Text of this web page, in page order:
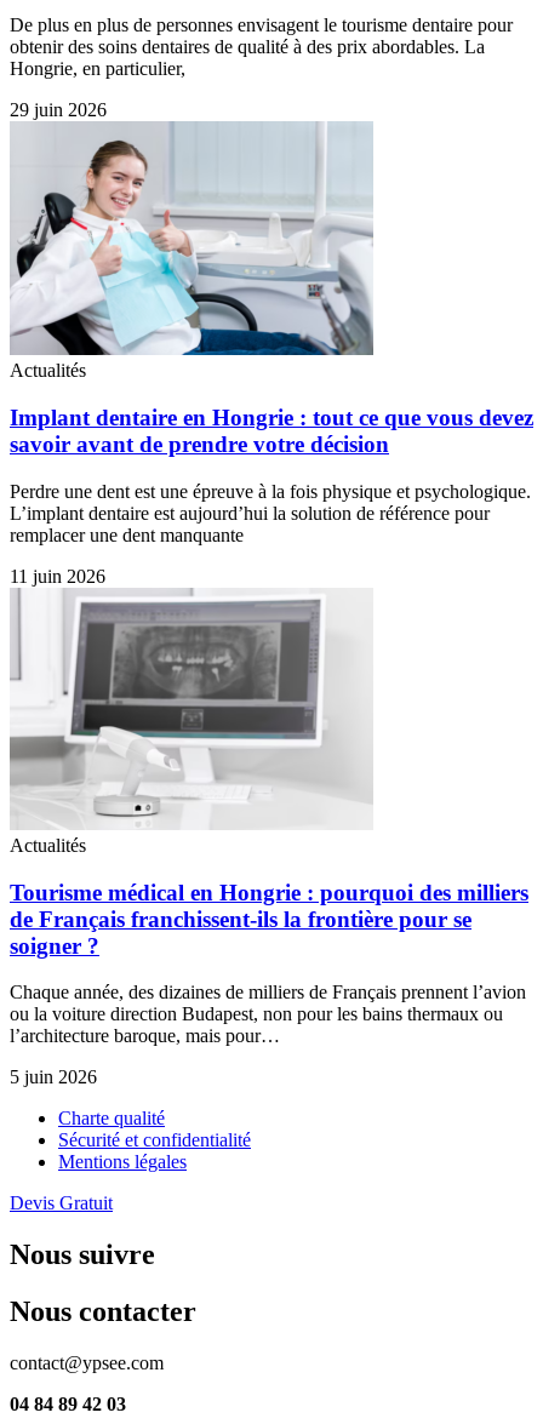
De plus en plus de personnes envisagent le tourisme dentaire pour
obtenir des soins dentaires de qualité à des prix abordables. La
Hongrie, en particulier,
29 juin 2026
Actualités
Implant dentaire en Hongrie : tout ce que vous devez
savoir avant de prendre votre décision
Perdre une dent est une épreuve à la fois physique et psychologique.
L’implant dentaire est aujourd’hui la solution de référence pour
remplacer une dent manquante
11 juin 2026
Actualités
Tourisme médical en Hongrie : pourquoi des milliers
de Français franchissent-ils la frontière pour se
soigner ?
Chaque année, des dizaines de milliers de Français prennent l’avion
ou la voiture direction Budapest, non pour les bains thermaux ou
l’architecture baroque, mais pour…
5 juin 2026
Charte qualité
Sécurité et confidentialité
Mentions légales
Devis Gratuit
Nous suivre
Nous contacter
contact@ypsee.com
04 84 89 42 03